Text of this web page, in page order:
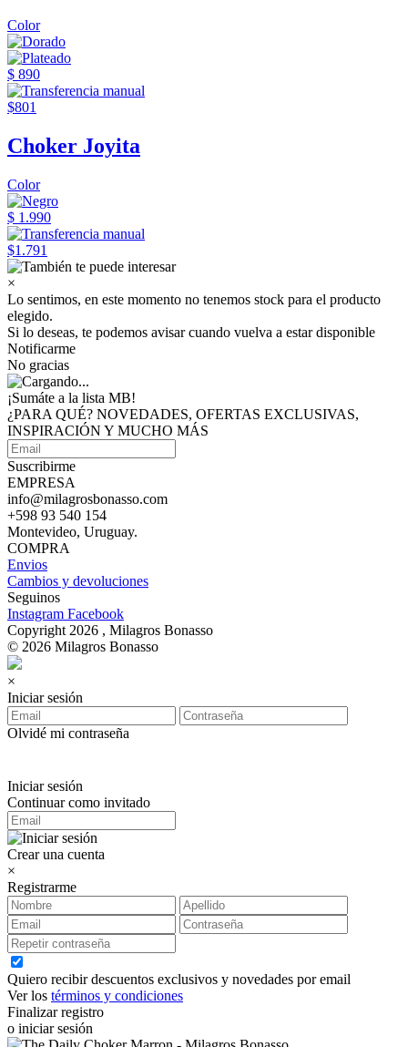
Color
$ 890
$801
Choker Joyita
Color
$ 1.990
$1.791
×
Lo sentimos, en este momento no tenemos stock para el producto
elegido.
Si lo deseas, te podemos avisar cuando vuelva a estar disponible
Notificarme
No gracias
¡Sumáte a la lista MB!
¿PARA QUÉ? NOVEDADES, OFERTAS EXCLUSIVAS,
INSPIRACIÓN Y MUCHO MÁS
Suscribirme
EMPRESA
info@milagrosbonasso.com
+598 93 540 154
Montevideo, Uruguay.
COMPRA
Envios
Cambios y devoluciones
Seguinos
Instagram Facebook
Copyright 2026 , Milagros Bonasso
© 2026 Milagros Bonasso
×
Iniciar sesión
Olvidé mi contraseña
Iniciar sesión
Continuar como invitado
Crear una cuenta
×
Registrarme
Quiero recibir descuentos exclusivos y novedades por email
Ver los términos y condiciones
Finalizar registro
o iniciar sesión